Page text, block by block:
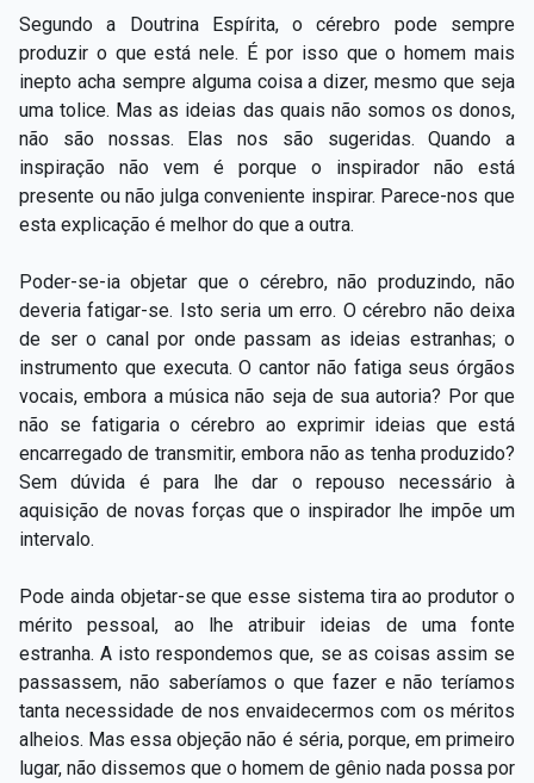
Segundo a Doutrina Espírita, o cérebro pode sempre
produzir o que está nele. É por isso que o homem mais
inepto acha sempre alguma coisa a dizer, mesmo que seja
uma tolice. Mas as ideias das quais não somos os donos,
não são nossas. Elas nos são sugeridas. Quando a
inspiração não vem é porque o inspirador não está
presente ou não julga conveniente inspirar. Parece-nos que
esta explicação é melhor do que a outra.
Poder-se-ia objetar que o cérebro, não produzindo, não
deveria fatigar-se. Isto seria um erro. O cérebro não deixa
de ser o canal por onde passam as ideias estranhas; o
instrumento que executa. O cantor não fatiga seus órgãos
vocais, embora a música não seja de sua autoria? Por que
não se fatigaria o cérebro ao exprimir ideias que está
encarregado de transmitir, embora não as tenha produzido?
Sem dúvida é para lhe dar o repouso necessário à
aquisição de novas forças que o inspirador lhe impõe um
intervalo.
Pode ainda objetar-se que esse sistema tira ao produtor o
mérito pessoal, ao lhe atribuir ideias de uma fonte
estranha. A isto respondemos que, se as coisas assim se
passassem, não saberíamos o que fazer e não teríamos
tanta necessidade de nos envaidecermos com os méritos
alheios. Mas essa objeção não é séria, porque, em primeiro
lugar, não dissemos que o homem de gênio nada possa por